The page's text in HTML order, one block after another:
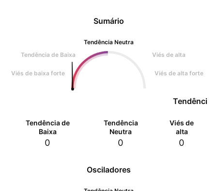
Osciladores
Sumário
Tendência Neutra
Tendência de Baixa
Viés de alta
Viés de baixa forte Viés de alta forte
Tendência
Tendência de
Baixa
0
Tendência
Neutra
0
Viés de
alta
0